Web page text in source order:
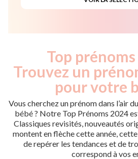
Top
Trouvez un
pour votre
Vous cherchez un prénom dans l’air
bébé ? Notre Top Prénoms 2024
Classiques revisités, nouveautés
montent en flèche cette année,
de repérer les tendances et de
correspond à vos